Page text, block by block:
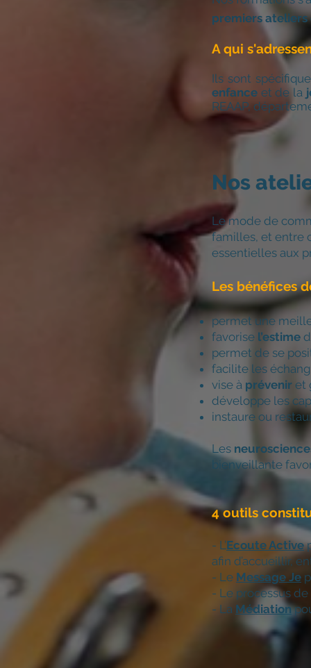
premiers ateliers
A qui
Ils sont
enfance et de la
REAAP,
Nos
Le mode de
familles, et entre
essentielles aux
Les bénéfices
permet une
favorise l’estime
permet de se
facilite les
vise à prévenir et
développe les
instaure ou
Les neu
bienveillante
4 outils
- L’Ecoute Active
afin d’accueillir,
- Le Message Je
- Le processus de
- La Médiation